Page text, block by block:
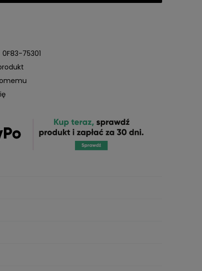
0F83-75301